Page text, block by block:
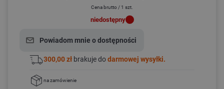
Cena brutto / 1 szt.
niedostępny
Powiadom mnie o dostępności
300,00 zł brakuje dodarmowej wysyłki.
na zamówienie